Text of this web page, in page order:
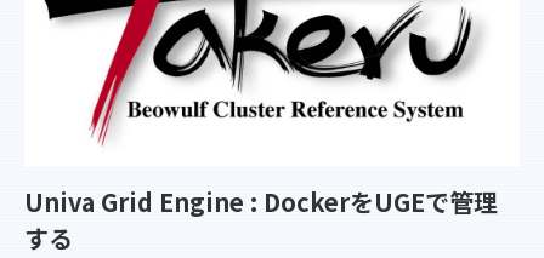
Univa Grid Engine : DockerをUGEで管理
する